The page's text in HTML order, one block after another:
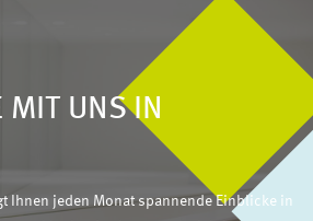
MIT UNS IN
Ihnen jeden Monat spannende Einblicke in